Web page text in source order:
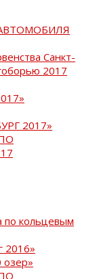
Санкт-
2017
2017»
по кольцевым
2016»
озер»